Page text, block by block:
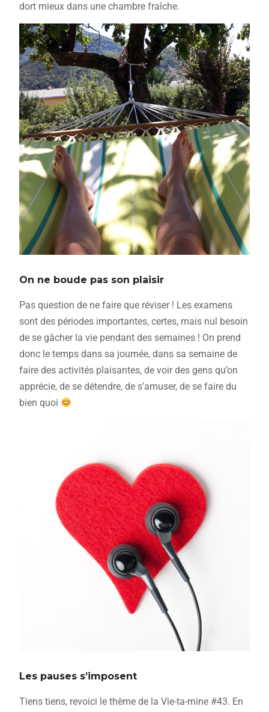
dort mieux dans une chambre fraîche.
On ne boude pas son plaisir
Pas question de ne faire que réviser ! Les examens
sont des périodes importantes, certes, mais nul besoin
de se gâcher la vie pendant des semaines ! On prend
donc le temps dans sa journée, dans sa semaine de
faire des activités plaisantes, de voir des gens qu’on
apprécie, de se détendre, de s’amuser, de se faire du
bien quoi
Les pauses s’imposent
Tiens tiens, revoici le thème de la Vie-ta-mine #43. En